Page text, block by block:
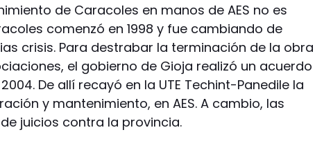
de Caracoles en manos de AES no es
comenzó en 1998 y fue cambiando de
crisis. Para destrabar la terminación de la obra
el gobierno de Gioja realizó un acuerdo
De allí recayó en la UTE Techint-Panedile la
y mantenimiento, en AES. A cambio, las
juicios contra la provincia.